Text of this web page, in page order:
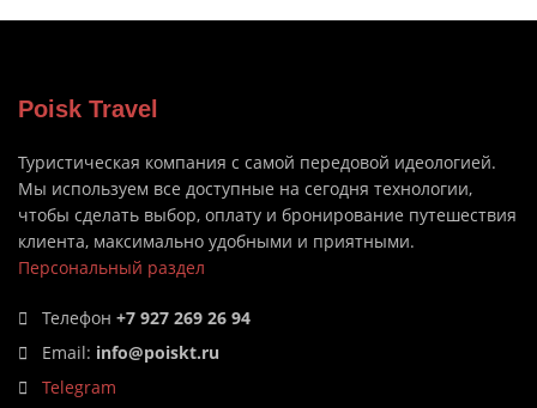
Poisk Travel
Туристическая компания с самой передовой идеологией.
Мы используем все доступные на сегодня технологии,
чтобы сделать выбор, оплату и бронирование путешествия
клиента, максимально удобными и приятными.
Персональный раздел
Телефон +7 927 269 26 94
Email: info@poiskt.ru
Telegram